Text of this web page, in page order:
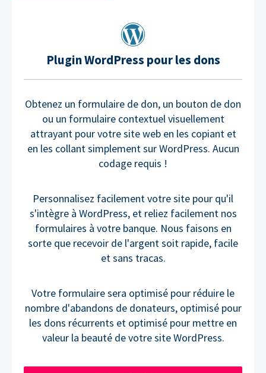
Plugin WordPress pour les dons
Obtenez un formulaire de don, un bouton de don
ou un formulaire contextuel visuellement
attrayant pour votre site web en les copiant et
en les collant simplement sur WordPress. Aucun
codage requis !
Personnalisez facilement votre site pour qu'il
s'intègre à WordPress, et reliez facilement nos
formulaires à votre banque. Nous faisons en
sorte que recevoir de l'argent soit rapide, facile
et sans tracas.
Votre formulaire sera optimisé pour réduire le
nombre d'abandons de donateurs, optimisé pour
les dons récurrents et optimisé pour mettre en
valeur la beauté de votre site WordPress.